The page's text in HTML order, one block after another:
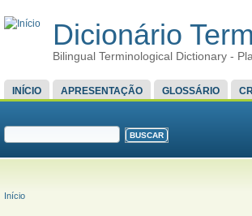
Dicionário
Bilingual Terminological Dictionary -
MENU PRINCIPAL
INÍCIO APRESENTAÇÃO GLOSSÁRIO
FORMULÁRIO DE BUSCA
VOCÊ ESTÁ AQUI
Início